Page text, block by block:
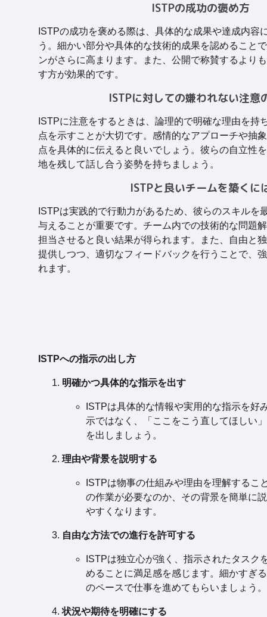
ISTPの成功の褒め方
ISTPの成功を褒める際は、具体的な成果や達成内容
う。細かい部分や具体的な技術的成果を認めること
ンがさらに高まります。また、公開で称賛するより
す方が効果的です。
ISTPに対しての嫌われない注意
ISTPに注意をするときは、論理的で明確な理由を持
点を示すことが大切です。感情的なアプローチや抽
点を具体的に伝えると良いでしょう。彼らの自立性
地を残して話し合う姿勢を持ちましょう。
ISTPと良いチームを築くに
ISTPは実践的で行動力があるため、彼らのスキルを
与えることが重要です。チーム内での技術的な問題
担当させると良い結果が得られます。また、自由と
提供しつつ、適切なフィードバックを行うことで、
れます。
ISTPへの指示の出し方
明確かつ具体的な指示を出す
ISTPは具体的な情報や実用的な指示を好
示ではなく、「ここをこう直してほしい
を出しましょう。
理由や背景を説明する
ISTPは物事の仕組みや理由を理解するこ
の作業が必要なのか、その背景を簡単に
やすくなります。
自由な方法での進行を許可する
ISTPは独立心が強く、指示されたタスク
めることに満足感を感じます。細かすぎ
のペースで仕事を進めてもらいましょう。
状況や期待を明確にする